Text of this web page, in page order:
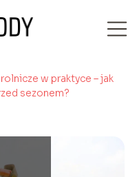
w praktyce – jak
sezonem?